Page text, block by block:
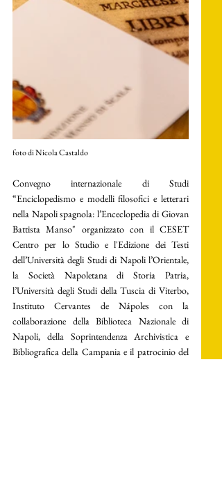
foto di Nicola Castaldo
Convegno internazionale di Studi
“Enciclopedismo e modelli filosofici e letterari
nella Napoli spagnola: l’Enceclopedia di Giovan
Battista Manso" organizzato con il CESET
Centro per lo Studio e l'Edizione dei Testi
dell’Università degli Studi di Napoli l’Orientale,
la Società Napoletana di Storia Patria,
Instituto Cervantes de Nápoles con la
collaborazione della Biblioteca Nazionale di
Napoli, della Soprintendenza Archivistica e
Bibliografica della Campania e il patrocinio del